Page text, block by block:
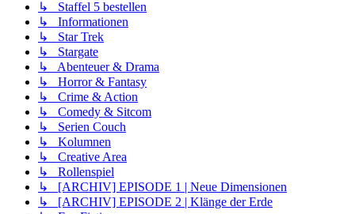
↳ Staffel 5 bestellen
↳ Informationen
↳ Star Trek
↳ Stargate
↳ Abenteuer & Drama
↳ Horror & Fantasy
↳ Crime & Action
↳ Comedy & Sitcom
↳ Serien Couch
↳ Kolumnen
↳ Creative Area
↳ Rollenspiel
↳ [ARCHIV] EPISODE 1 | Neue Dimensionen
↳ [ARCHIV] EPISODE 2 | Klänge der Erde